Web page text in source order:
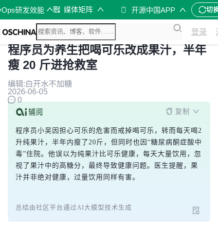
研发效能 媒体矩阵 开源中国APP 切
登录
程序员为养生把喝可乐改成果汁，半年
瘦 20 斤进抢救室
编辑:白开水不加糖
2026-06-05
0
复制
程序员小吴因担心可乐的危害而戒掉喝可乐，转而每天喝2
升纯果汁，半年内瘦了20斤，但同时也因“糖尿病酮症酸中
毒”住院。他误以为纯果汁比可乐健康，每天大量饮用，忽
视了果汁中的高糖分，最终导致健康问题。医生提醒，果
汁并非绝对健康，过量饮用同样有害。
总结由社区平台通过AI大模型技术生成